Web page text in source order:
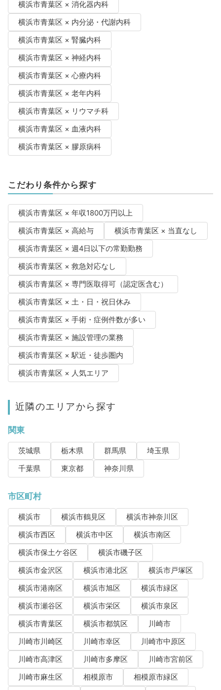
横浜市青葉区 × 消化器内科
横浜市青葉区 × 内分泌・代謝内科
横浜市青葉区 × 腎臓内科
横浜市青葉区 × 神経内科
横浜市青葉区 × 心療内科
横浜市青葉区 × 老年内科
横浜市青葉区 × リウマチ科
横浜市青葉区 × 血液内科
横浜市青葉区 × 膠原病科
こだわり条件から探す
横浜市青葉区 × 年収1800万円以上
横浜市青葉区 × 高給与
横浜市青葉区 × 当直なし
横浜市青葉区 × 週4日以下の常勤勤務
横浜市青葉区 × 救急対応なし
横浜市青葉区 × 専門医取得可（認定医含む）
横浜市青葉区 × 土・日・祝日休み
横浜市青葉区 × 手術・症例件数が多い
横浜市青葉区 × 施設管理の業務
横浜市青葉区 × 駅近・徒歩圏内
横浜市青葉区 × 人気エリア
近隣のエリアから探す
関東
茨城県 栃木県 群馬県
埼玉県
千葉県
東京都 神奈川県
市区町村
横浜市 横浜市鶴見区
横浜市神奈川区
横浜市西区
横浜市中区
横浜市南区
横浜市保土ケ谷区
横浜市磯子区
横浜市金沢区
横浜市港北区
横浜市戸塚区
横浜市港南区
横浜市旭区
横浜市緑区
横浜市瀬谷区
横浜市栄区
横浜市泉区
横浜市青葉区
横浜市都筑区
川崎市
川崎市川崎区
川崎市幸区
川崎市中原区
川崎市高津区
川崎市多摩区
川崎市宮前区
川崎市麻生区
相模原市
相模原市緑区